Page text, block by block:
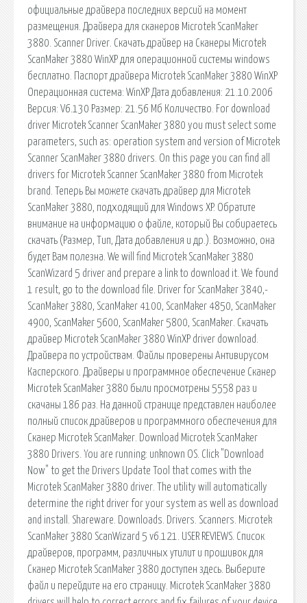
официальные драйвера последних версий на момент
размещения. Драйвера для сканеров Microtek ScanMaker
3880. Scanner Driver. Скачать драйвер на Сканеры Microtek
ScanMaker 3880 WinXP для операционной системы windows
бесплатно. Паспорт драйвера Microtek ScanMaker 3880 WinXP
Oперационная система: WinXP Дата добавления: 21.10.2006
Версия: V6.130 Размер: 21.56 Мб Количество. For download
driver Microtek Scanner ScanMaker 3880 you must select some
parameters, such as: operation system and version of Microtek
Scanner ScanMaker 3880 drivers. On this page you can find all
drivers for Microtek Scanner ScanMaker 3880 from Microtek
brand. Теперь Вы можете скачать драйвер для Microtek
ScanMaker 3880, подходящий для Windows XP. Обратите
внимание на информацию о файле, который Вы собираетесь
скачать (Размер, Тип, Дата добавления и др.). Возможно, она
будет Вам полезна. We will find Microtek ScanMaker 3880
ScanWizard 5 driver and prepare a link to download it. We found
1 result, go to the download file. Driver for ScanMaker 3840,­
ScanMaker 3880,­ ScanMaker 4100,­ ScanMaker 4850,­ ScanMaker
4900,­ ScanMaker 5600,­ ScanMaker 5800,­ ScanMaker. Скачать
драйвер Microtek ScanMaker 3880 WinXP driver download.
Драйвера по устройствам. Файлы проверены Антивирусом
Касперского. Драйверы и программное обеспечение Сканер
Microtek ScanMaker 3880 были просмотрены 5558 раз и
скачаны 186 раз. На данной странице представлен наиболее
полный список драйверов и программного обеспечения для
Сканер Microtek ScanMaker. Download Microtek ScanMaker
3880 Drivers. You are running: unknown OS. Click "Download
Now" to get the Drivers Update Tool that comes with the
Microtek ScanMaker 3880 driver. The utility will automatically
determine the right driver for your system as well as download
and install. Shareware. Downloads. Drivers. Scanners. Microtek
ScanMaker 3880 ScanWizard 5 v6.121. USER REVIEWS. Список
драйверов, программ, различных утилит и прошивок для
Сканер Microtek ScanMaker 3880 доступен здесь. Выберите
файл и перейдите на его страницу. Microtek ScanMaker 3880